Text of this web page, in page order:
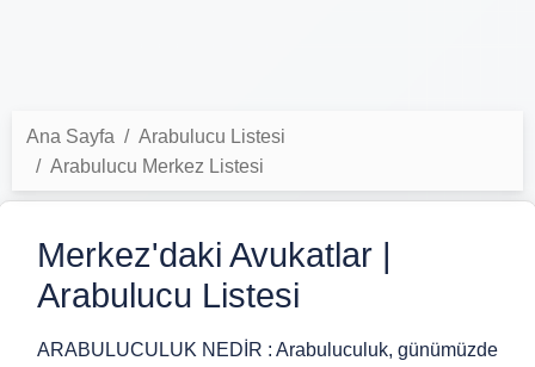
Ana Sayfa
Arabulucu Listesi
Arabulucu Merkez Listesi
Merkez'daki Avukatlar |
Arabulucu Listesi
ARABULUCULUK NEDİR : Arabuluculuk, günümüzde